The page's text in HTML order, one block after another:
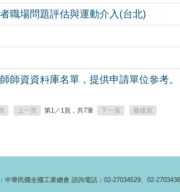
職場問題評估與運動介入(台北)
師資資料庫名單，提供申請單位參考。
上一頁 第1／1頁，共7筆 下一頁 最後頁
華民國全國工業總會 諮詢電話：02-27034529、02-